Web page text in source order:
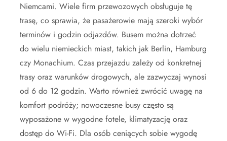
Niemcami. Wiele firm przewozowych obsługuje tę
trasę, co sprawia, że pasażerowie mają szeroki wybór
terminów i godzin odjazdów. Busem można dotrzeć
do wielu niemieckich miast, takich jak Berlin, Hamburg
czy Monachium. Czas przejazdu zależy od konkretnej
trasy oraz warunków drogowych, ale zazwyczaj wynosi
od 6 do 12 godzin. Warto również zwrócić uwagę na
komfort podróży; nowoczesne busy często są
wyposażone w wygodne fotele, klimatyzację oraz
dostęp do Wi-Fi. Dla osób ceniących sobie wygodę